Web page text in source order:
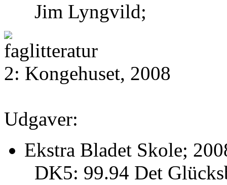
Jim Lyngvild;
2: Kongehuset, 2008
Udgaver:
Ekstra Bladet Skole;
DK5: 99.94 Det